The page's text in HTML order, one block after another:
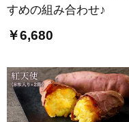
すめの組み合わせ♪
￥6,680